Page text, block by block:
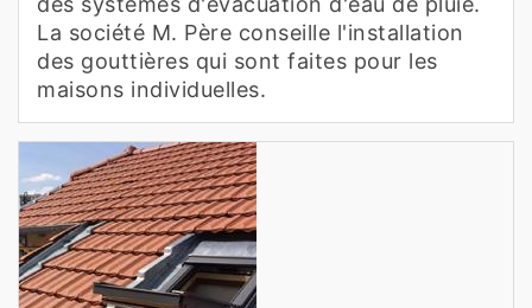
La société M. Père conseille l'installation
des gouttières qui sont faites pour les
maisons individuelles.